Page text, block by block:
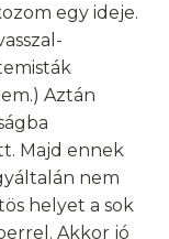
egy ideje.
Aztán
Majd ennek
nem
helyet a sok
Akkor jó